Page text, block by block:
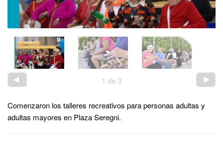
1 de 3
Comenzaron los talleres recreativos para personas adultas y
adultas mayores en Plaza Seregni.